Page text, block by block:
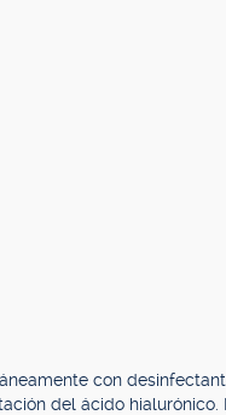
con
del ácido